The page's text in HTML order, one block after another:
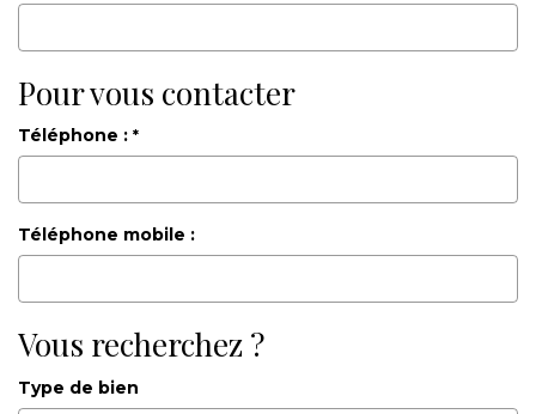
Pour vous contacter
Téléphone : *
Téléphone mobile :
Vous recherchez ?
Type de bien